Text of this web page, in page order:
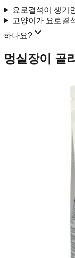
요로결석이 생기
고양이가 요로결
하나요?
멍실장이 골